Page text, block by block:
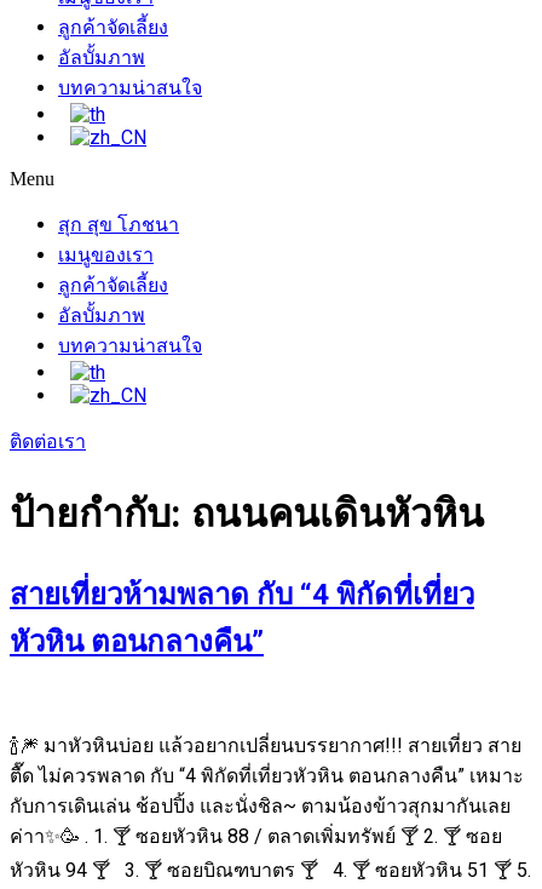
ลูกค้าจัดเลี้ยง
อัลบั้มภาพ
บทความน่าสนใจ
Menu
สุก สุข โภชนา
เมนูของเรา
ลูกค้าจัดเลี้ยง
อัลบั้มภาพ
บทความน่าสนใจ
ติดต่อเรา
ป้ายกำกับ: ถนนคนเดินหัวหิน
สายเที่ยวห้ามพลาด กับ “4 พิกัดที่เที่ยว
หัวหิน ตอนกลางคืน”
🍾🎆 มาหัวหินบ่อย แล้วอยากเปลี่ยนบรรยากาศ!!! สายเที่ยว สาย
ตื๊ด ไม่ควรพลาด กับ “4 พิกัดที่เที่ยวหัวหิน ตอนกลางคืน” เหมาะ
กับการเดินเล่น ช้อปปิ้ง และนั่งชิล~ ตามน้องข้าวสุกมากันเลย
ค่าา✨🥳 . 1. 🍸 ซอยหัวหิน 88 / ตลาดเพิ่มทรัพย์ 🍸 2. 🍸 ซอย
หัวหิน 94 🍸 3. 🍸 ซอยบิณฑบาตร 🍸 4. 🍸 ซอยหัวหิน 51 🍸 5.